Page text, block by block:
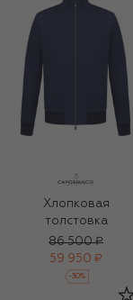
Хлопковая
толстовка
86 500 ₽
59 950 ₽
-30%